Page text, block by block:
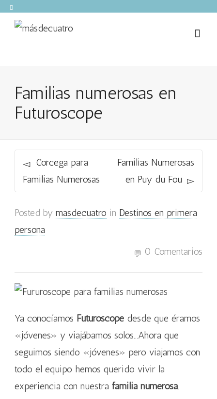
Familias numerosas en
Futuroscope
Corcega para
Familias Numerosas
Familias Numerosas
en Puy du Fou
Posted by masdecuatro in Destinos en primera
persona
0 Comentarios
Ya conocíamos Futuroscope desde que éramos
«jóvenes» y viajábamos solos…Ahora que
seguimos siendo «jóvenes» pero viajamos con
todo el equipo hemos querido vivir la
experiencia con nuestra familia numerosa